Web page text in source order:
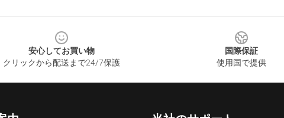
安心してお買い物
クリックから配送まで24/7保護
国際保証
使用国で提供